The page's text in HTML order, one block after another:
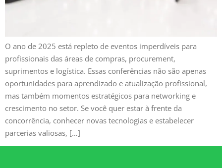
O ano de 2025 está repleto de eventos imperdíveis para
profissionais das áreas de compras, procurement,
suprimentos e logística. Essas conferências não são apenas
oportunidades para aprendizado e atualização profissional,
mas também momentos estratégicos para networking e
crescimento no setor. Se você quer estar à frente da
concorrência, conhecer novas tecnologias e estabelecer
parcerias valiosas, […]